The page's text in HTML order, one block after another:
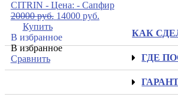
20000руб. 14000 руб.
Купить
В избранное
В избранное
Сравнить
КАК
ГДЕ